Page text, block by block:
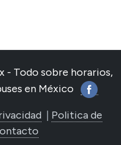
- Todo sobre horarios,
en México
| Politica de